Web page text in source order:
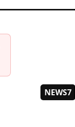
NEWS7